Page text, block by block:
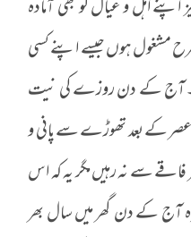
اہل و عیال کو بھی آمادہ
مشغول ہوں جیسے اپنے کسی
۔آج کے دن روزے کی نیت
عصر کے بعد تھوڑے سے پانی و
سے نہ رہیں مگر یہ کہ اس
آج کے دن گھر میں سال بھر